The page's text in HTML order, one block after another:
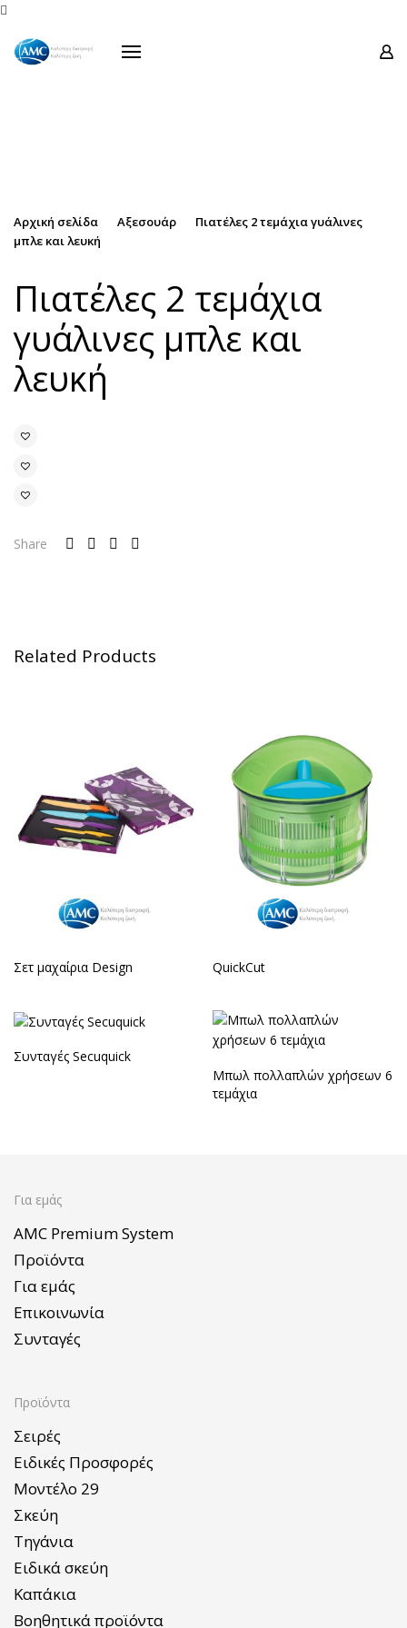

Σειρές
Αρχική σελίδα Αξεσουάρ
Πιατέλες 2 τεμάχια γυάλινες
μπλε και λευκή
Πιατέλες 2 τεμάχια
γυάλινες μπλε και
λευκή
Share
Related Products
Σετ μαχαίρια Design QuickCut
Συνταγές Secuquick
Μπωλ πολλαπλών χρήσεων 6
τεμάχια
Για εμάς
AMC Premium System
Προϊόντα
Για εμάς
Επικοινωνία
Συνταγές
Προϊόντα
Σειρές
Ειδικές Προσφορές
Μοντέλο 29
Σκεύη
Τηγάνια
Ειδικά σκεύη
Καπάκια
Βοηθητικά προϊόντα